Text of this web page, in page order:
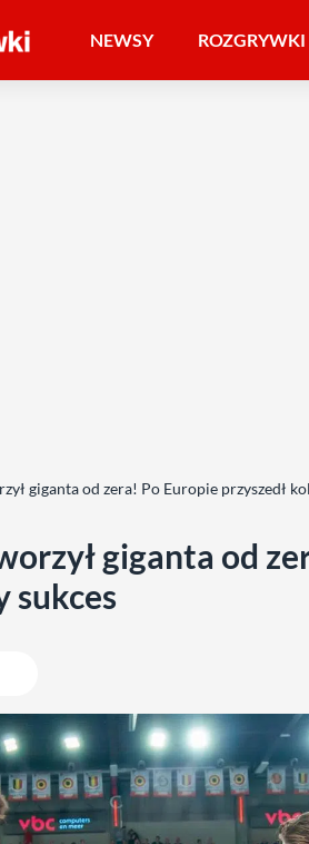
NEWSY ROZGRYWKI
giganta od zera! Po Europie przyszedł
giganta od
sukces